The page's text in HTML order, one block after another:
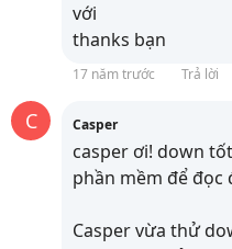
với
thanks bạn
17 năm trước Trả lời
C Casper
casper ơi! down
phần mềm để đọc
Casper vừa thử